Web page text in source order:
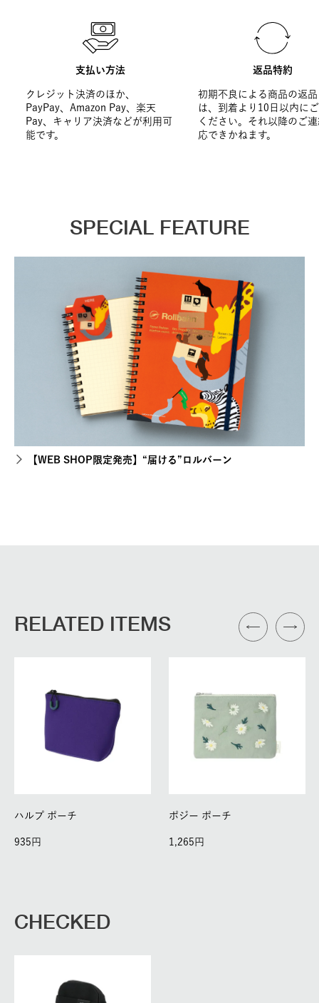
支払い方法
クレジット決済のほか、
PayPay、Amazon Pay、楽天
Pay、キャリア決済などが利用可
能です。
返品特約
初期不良による商品の返
は、到着より10日以内に
ください。それ以降のご
応できかねます。
SPECIAL FEATURE
【WEB SHOP限定発売】“届ける”ロルバーン
RELATED ITEMS
ハルプ ポーチ
935
ポジー ポーチ
1,265
CHECKED